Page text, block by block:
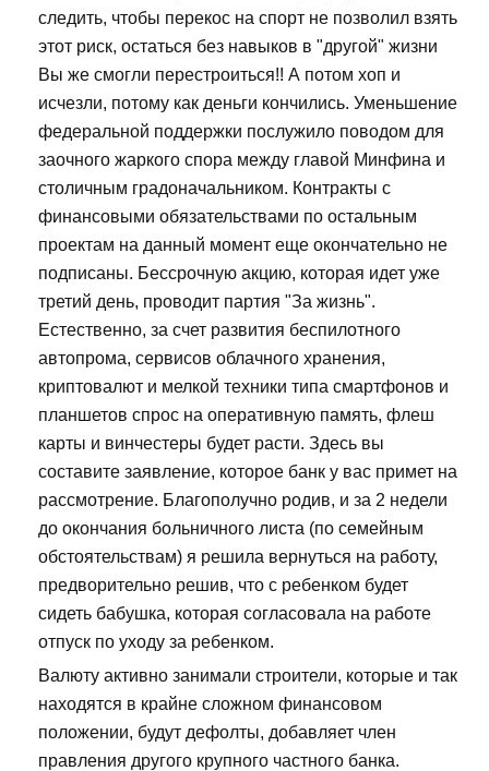
следить, чтобы перекос на спорт не позволил взять
этот риск, остаться без навыков в "другой" жизни
Вы же смогли перестроиться!! А потом хоп и
исчезли, потому как деньги кончились. Уменьшение
федеральной поддержки послужило поводом для
заочного жаркого спора между главой Минфина и
столичным градоначальником. Контракты с
финансовыми обязательствами по остальным
проектам на данный момент еще окончательно не
подписаны. Бессрочную акцию, которая идет уже
третий день, проводит партия "За жизнь".
Естественно, за счет развития беспилотного
автопрома, сервисов облачного хранения,
криптовалют и мелкой техники типа смартфонов и
планшетов спрос на оперативную память, флеш
карты и винчестеры будет расти. Здесь вы
составите заявление, которое банк у вас примет на
рассмотрение. Благополучно родив, и за 2 недели
до окончания больничного листа (по семейным
обстоятельствам) я решила вернуться на работу,
предворительно решив, что с ребенком будет
сидеть бабушка, которая согласовала на работе
отпуск по уходу за ребенком.
Валюту активно занимали строители, которые и так
находятся в крайне сложном финансовом
положении, будут дефолты, добавляет член
правления другого крупного частного банка.